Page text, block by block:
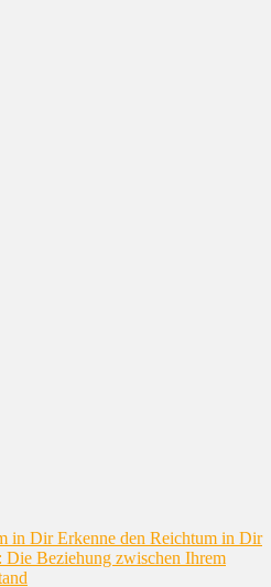
Erkenne den Reichtum in Dir